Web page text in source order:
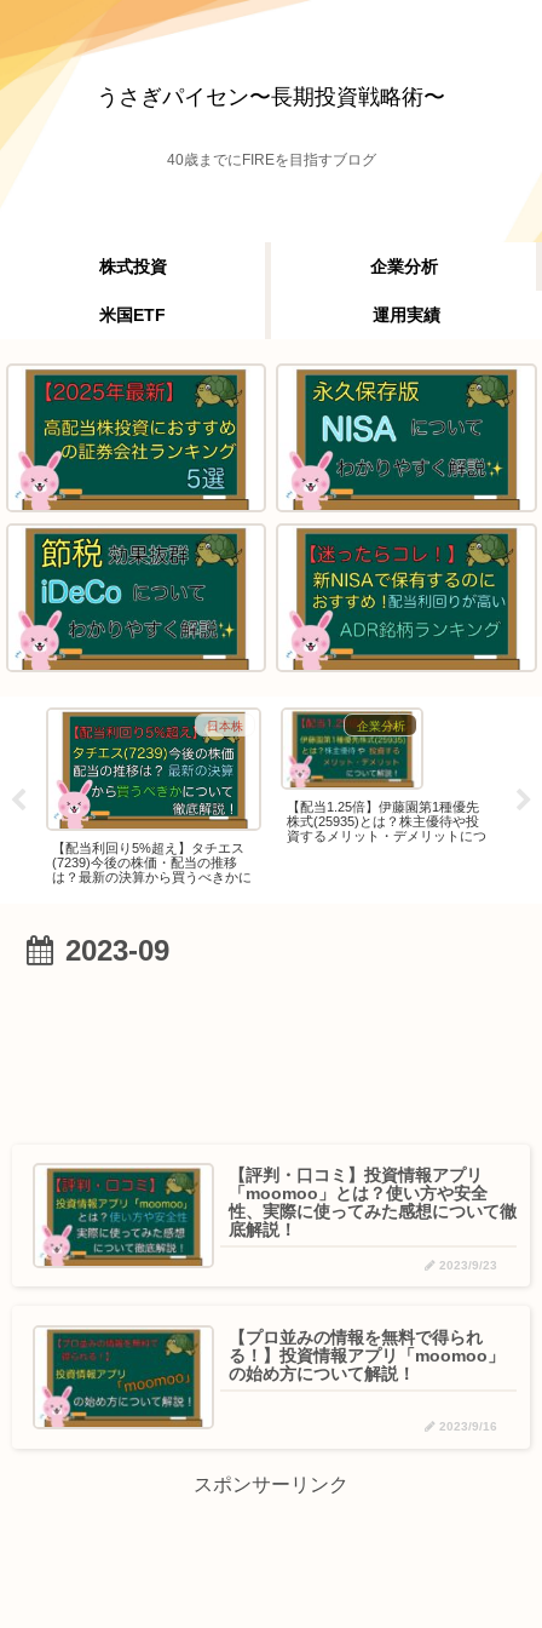
うさぎパイセン〜長期投資戦略術〜
40歳までにFIREを目指すブログ
株式投資 企業分析
米国ETF 運用実績
日本株
【配当利回り5%超え】タチエス
(7239)今後の株価・配当の推移
は？最新の決算から買うべきかに
企業分析
【配当1.25倍】伊藤園第1種優先
株式(25935)とは？株主優待や投
資するメリット・デメリットにつ
【
2023-09
【評判・口コミ】投資情報アプリ
「moomoo」とは？使い方や安全
性、実際に使ってみた感想について徹
底解説！
2023/9/23
【プロ並みの情報を無料で得られ
る！】投資情報アプリ「moomoo」
の始め方について解説！
2023/9/16
スポンサーリンク